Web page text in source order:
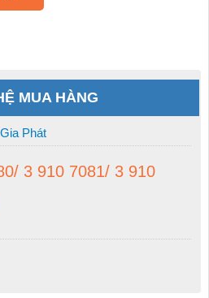
MUA HÀNG
Phát
3 910 7081/ 3 910